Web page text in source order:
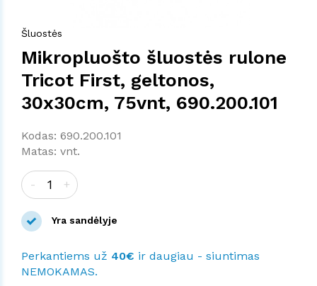
Šluostės
Mikropluošto šluostės rulone
Tricot First, geltonos,
30x30cm, 75vnt, 690.200.101
Kodas: 690.200.101
Matas: vnt.
- +
Yra sandėlyje
Perkantiems už 40€ ir daugiau - siuntimas
NEMOKAMAS.